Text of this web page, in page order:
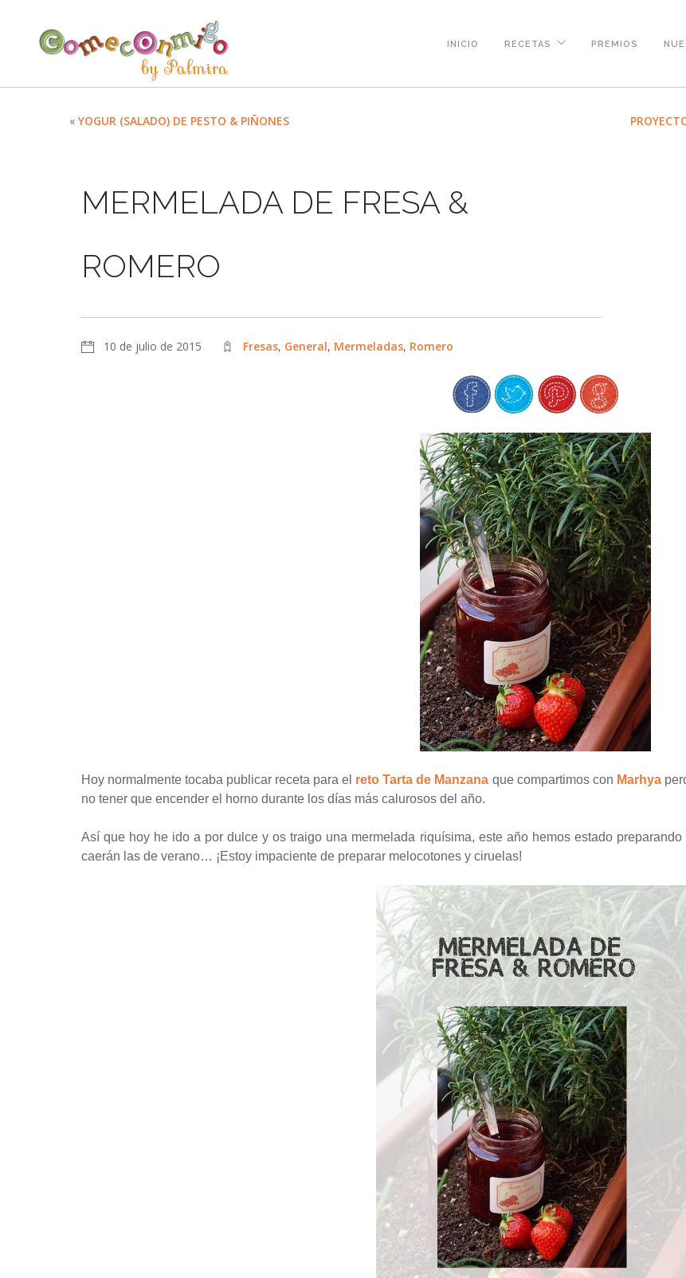
INICIO RECETAS PREMIOS
« YOGUR (SALADO) DE PESTO & PIÑONES
MERMELADA DE FRESA &
ROMERO
10 de julio de 2015 Fresas, General, Mermeladas, Romero
Hoy normalmente tocaba publicar receta para el reto Tarta de Manzana que compartimos con Marhya
no tener que encender el horno durante los días más calurosos del año.
Así que hoy he ido a por dulce y os traigo una mermelada riquísima, este año hemos estado preparando
caerán las de verano… ¡Estoy impaciente de preparar melocotones y ciruelas!